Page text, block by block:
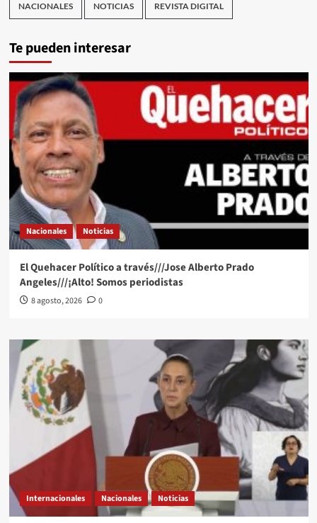
NACIONALES NOTICIAS REVISTA DIGITAL
Te pueden interesar
Nacionales Noticias
El Quehacer Político a través///Jose Alberto Prado
Angeles///¡Alto! Somos periodistas
8 agosto, 2026 0
Internacionales Nacionales Noticias